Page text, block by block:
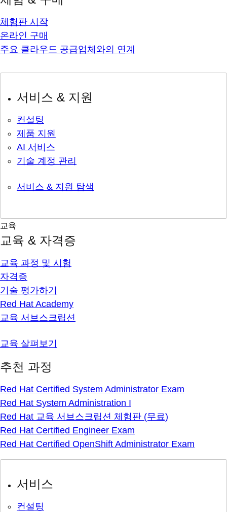
체험판 시작
온라인 구매
주요 클라우드 공급업체와의 연계
서비스 & 지원
컨설팅
제품 지원
AI 서비스
기술 계정 관리
서비스 & 지원 탐색
교육
교육 & 자격증
교육 과정 및 시험
자격증
기술 평가하기
Red Hat Academy
교육 서브스크립션
교육 살펴보기
추천 과정
Red Hat Certified System Administrator Exam
Red Hat System Administration I
Red Hat 교육 서브스크립션 체험판 (무료)
Red Hat Certified Engineer Exam
Red Hat Certified OpenShift Administrator Exam
서비스
컨설팅